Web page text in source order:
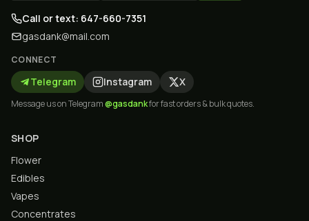
Call or text: 647-660-7351
gasdank@mail.com
CONNECT
Telegram Instagram X
Message us on Telegram@gasdankfor fast orders & bulk quotes.
SHOP
Flower
Edibles
Vapes
Concentrates